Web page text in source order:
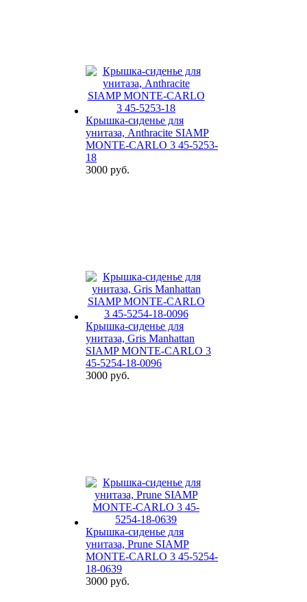
Крышка-сиденье для
унитаза, Anthracite SIAMP
MONTE-CARLO 3 45-5253-
18
3000 руб.
Крышка-сиденье для
унитаза, Gris Manhattan
SIAMP MONTE-CARLO 3
45-5254-18-0096
3000 руб.
Крышка-сиденье для
унитаза, Prune SIAMP
MONTE-CARLO 3 45-5254-
18-0639
3000 руб.